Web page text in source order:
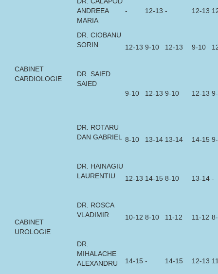
ANDREEA
MARIA
- 12-13 - 12-13
CABINET
CARDIOLOGIE
DR. CIOBANU
SORIN
12-13 9-10 12-13 9-10
DR. SAIED
SAIED
9-10
12-13 9-10 12-13
CABINET
UROLOGIE
DR. ROTARU
DAN GABRIEL
8-10 13-14 13-14 14-15
DR. HAINAGIU
LAURENTIU
12-13 14-15 8-10 13-14 -
DR. ROSCA
VLADIMIR
10-12 8-10 11-12 11-12
DR.
MIHALACHE
ALEXANDRU
14-15 - 14-15 12-13